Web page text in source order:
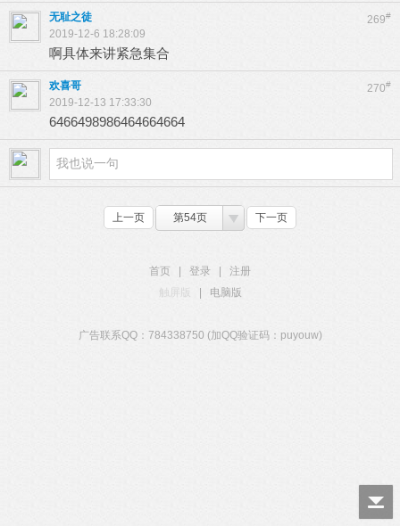
269#
无耻之徒
2019-12-6 18:28:09
啊具体来讲紧急集合
270#
欢喜哥
2019-12-13 17:33:30
6466498986464664664
上一页 第54页 下一页
首页 登录
注册
触屏版
电脑版
广告联系QQ：784338750 (加QQ验证码：puyouw)